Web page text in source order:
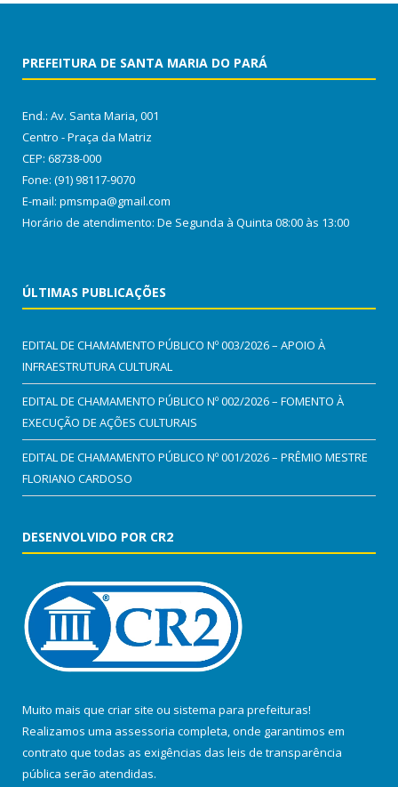
PREFEITURA DE SANTA MARIA DO PARÁ
End.: Av. Santa Maria, 001
Centro - Praça da Matriz
CEP: 68738-000
Fone: (91) 98117-9070
E-mail: pmsmpa@gmail.com
Horário de atendimento: De Segunda à Quinta 08:00 às 13:00
ÚLTIMAS PUBLICAÇÕES
EDITAL DE CHAMAMENTO PÚBLICO Nº 003/2026 – APOIO À
INFRAESTRUTURA CULTURAL
EDITAL DE CHAMAMENTO PÚBLICO Nº 002/2026 – FOMENTO À
EXECUÇÃO DE AÇÕES CULTURAIS
EDITAL DE CHAMAMENTO PÚBLICO Nº 001/2026 – PRÊMIO MESTRE
FLORIANO CARDOSO
DESENVOLVIDO POR CR2
Muito mais que criar site ou sistema para prefeituras!
Realizamos uma assessoria completa, onde garantimos em
contrato que todas as exigências das leis de transparência
pública serão atendidas.